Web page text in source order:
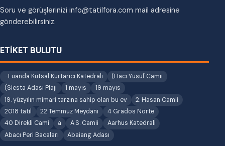
Soru ve görüşlerinizi info@tatilfora.com mail adresine
gönderebilirsiniz.
ETİKET BULUTU
-Luanda Kutsal Kurtarıcı Katedrali
(Hacı Yusuf Camii
(Siesta Adası Plajı
1 mayıs
19 mayıs
19. yüzyılın mimari tarzına sahip olan bu ev
2. Hasan Camii
2018 tatil
22 Temmuz Meydanı
4 Grados Norte
40 Direkli Cami
a A.S. Camii
Aarhus Katedrali
Abacı Peri Bacaları
Abaiang Adası